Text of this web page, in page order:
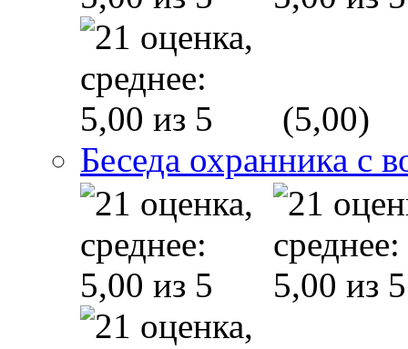
(5,00)
Беседа охранника с